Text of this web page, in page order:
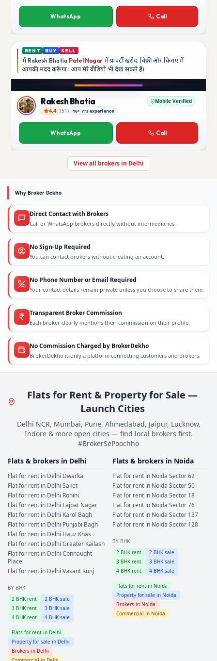
Anjali Saxena
WhatsApp Call
RENT BUY SELL
मैं Rakesh Bhatia Patel Nagar में प्रापर्टी खरीद, बिक्री और किराए में
आपकी मददकरूँगा। आप मेरे वीडियो भी देख सकते हैं।
Rakesh Bhatia
Rakesh Bhatia Mobile Verified
4.4 (51) 16+ Yrs experience
WhatsApp Call
View all brokers in Delhi
Why Broker Dekho
Direct Contact with Brokers
Call or WhatsApp brokers directly without intermediaries.
No Sign-Up Required
You can contact brokers without creating an account.
No Phone Number or Email Required
Your contact details remain private unless you choose to share them.
Transparent Broker Commission
Each broker clearly mentions their commission on their profile.
No Commission Charged by BrokerDekho
BrokerDekho is only a platform connecting customers and brokers.
Flats for Rent & Property for Sale —
Launch Cities
Delhi NCR, Mumbai, Pune, Ahmedabad, Jaipur, Lucknow,
Indore & more open cities — find local brokers first.
#BrokerSePoochho
Flats & brokers in Delhi
Flat for rent in Delhi Dwarka
Flat for rent in Delhi Saket
Flat for rent in Delhi Rohini
Flat for rent in Delhi Lajpat Nagar
Flat for rent in Delhi Karol Bagh
Flat for rent in Delhi Punjabi Bagh
Flat for rent in Delhi Hauz Khas
Flat for rent in Delhi Greater Kailash
Flat for rent in Delhi Connaught
Place
Flat for rent in Delhi Vasant Kunj
BY BHK
2 BHK rent 2 BHK sale
3 BHK rent 3 BHK sale
4 BHK rent 4 BHK sale
Flats for rent in Delhi
Property for sale in Delhi
Brokers in Delhi
Flats & brokers in Noida
Flat for rent in Noida Sector 62
Flat for rent in Noida Sector 50
Flat for rent in Noida Sector 18
Flat for rent in Noida Sector 76
Flat for rent in Noida Sector 137
Flat for rent in Noida Sector 128
BY BHK
2 BHK rent 2 BHK sale
3 BHK rent 3 BHK sale
4 BHK rent 4 BHK sale
Flats for rent in Noida
Property for sale in Noida
Brokers in Noida
Commercial in Noida